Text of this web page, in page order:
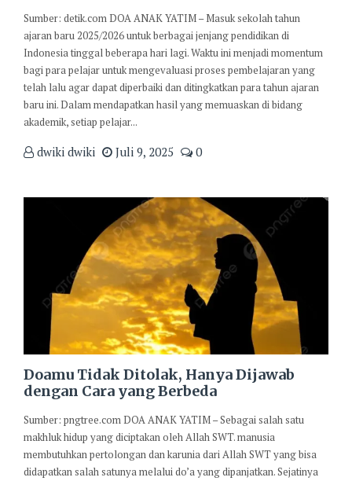
Sumber: detik.com DOA ANAK YATIM – Masuk sekolah tahun
ajaran baru 2025/2026 untuk berbagai jenjang pendidikan di
Indonesia tinggal beberapa hari lagi. Waktu ini menjadi momentum
bagi para pelajar untuk mengevaluasi proses pembelajaran yang
telah lalu agar dapat diperbaiki dan ditingkatkan para tahun ajaran
baru ini. Dalam mendapatkan hasil yang memuaskan di bidang
akademik, setiap pelajar...
dwiki dwiki Juli 9, 2025 0
Doamu Tidak Ditolak, Hanya Dijawab
dengan Cara yang Berbeda
Sumber: pngtree.com DOA ANAK YATIM – Sebagai salah satu
makhluk hidup yang diciptakan oleh Allah SWT. manusia
membutuhkan pertolongan dan karunia dari Allah SWT yang bisa
didapatkan salah satunya melalui do’a yang dipanjatkan. Sejatinya